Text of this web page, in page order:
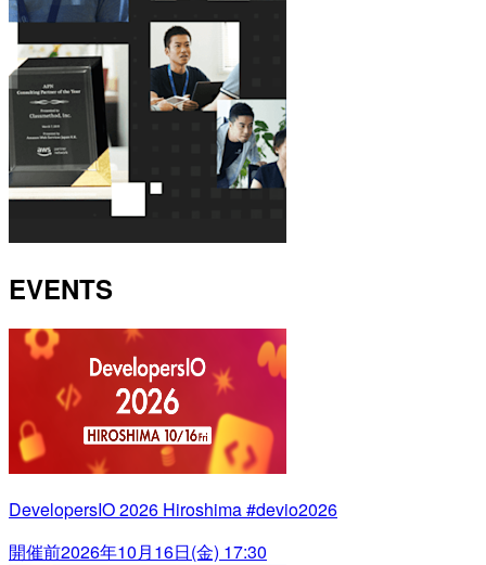
EVENTS
DevelopersIO 2026 Hiroshima #devio2026
開催前2026年10月16日(金) 17:30